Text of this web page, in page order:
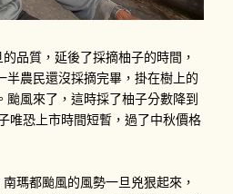
品質，延後了採摘柚子的時間，
半農民還沒採摘完畢，掛在樹上的
颱風來了，這時採了柚子分數降到
唯恐上市時間短暫，過了中秋價格
瑪都颱風的風勢一旦兇狠起來，